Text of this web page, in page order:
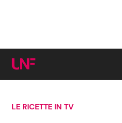
Cerca:
LE RICETTE IN TV